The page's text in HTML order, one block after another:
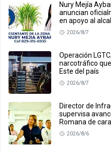
Nury Mejía
anuncian
en apoyo al
2026/8/7
Operación
narcotráfico
Este del país
2026/8/7
Director de
supervisa
Romana de
2026/8/6